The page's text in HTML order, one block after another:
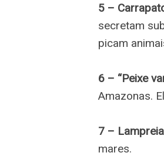
5 –
secretam
picam
6 – “Peixe
Amazonas.
7 – Lampreia
mares.